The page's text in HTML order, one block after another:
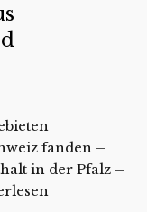
fanden –
in der Pfalz –